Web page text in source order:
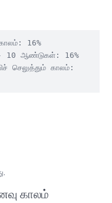
16%
- 10 ஆண்டுகள்: 16%
செலுத்தும் காலம்:
காலம்